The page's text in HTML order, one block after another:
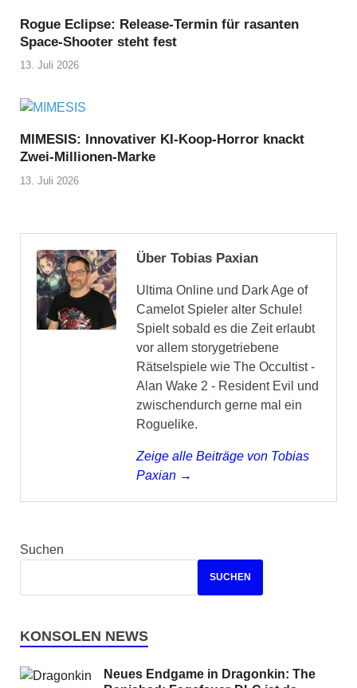
Rogue Eclipse: Release-Termin für rasanten
Space-Shooter steht fest
13. Juli 2026
MIMESIS: Innovativer KI-Koop-Horror knackt
Zwei-Millionen-Marke
13. Juli 2026
Über Tobias Paxian
Ultima Online und Dark Age of
Camelot Spieler alter Schule!
Spielt sobald es die Zeit erlaubt
vor allem storygetriebene
Rätselspiele wie The Occultist -
Alan Wake 2 - Resident Evil und
zwischendurch gerne mal ein
Roguelike.
Zeige alle Beiträge von Tobias
Paxian →
Suchen
SUCHEN
KONSOLEN NEWS
Neues Endgame in Dragonkin: The